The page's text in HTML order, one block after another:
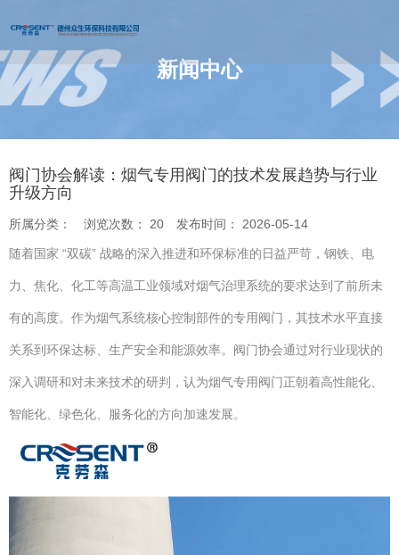
新闻中心
与行业升级方向
阀门协会解读：烟气专用阀门的技术发展趋势与行业
升级方向
所属分类： 浏览次数： 20 发布时间： 2026-05-14
随着国家 “双碳” 战略的深入推进和环保标准的日益严苛，钢铁、电
力、焦化、化工等高温工业领域对烟气治理系统的要求达到了前所未
有的高度。作为烟气系统核心控制部件的专用阀门，其技术水平直接
关系到环保达标、生产安全和能源效率。阀门协会通过对行业现状的
深入调研和对未来技术的研判，认为烟气专用阀门正朝着高性能化、
智能化、绿色化、服务化的方向加速发展。